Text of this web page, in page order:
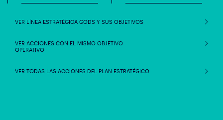
VER LÍNEA ESTRATÉGICA GODS Y SUS OBJETIVOS
VER ACCIONES CON EL MISMO OBJETIVO
OPERATIVO
VER TODAS LAS ACCIONES DEL PLAN ESTRATÉGICO